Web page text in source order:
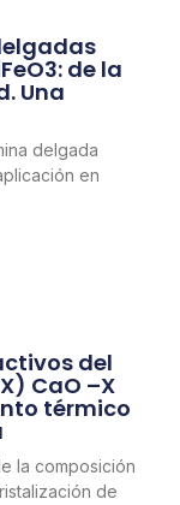
de la
Una
delgada
en
del
CaO –X
térmico
la composición
de